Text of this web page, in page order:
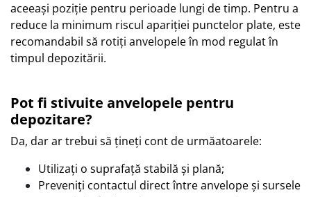
aceeași poziție pentru perioade lungi de timp. Pentru a
reduce la minimum riscul apariției punctelor plate, este
recomandabil să rotiți anvelopele în mod regulat în
timpul depozitării.
Pot fi stivuite anvelopele pentru
depozitare?
Da, dar ar trebui să țineți cont de urmăatoarele:
Utilizați o suprafață stabilă și plană;
Preveniți contactul direct între anvelope și sursele